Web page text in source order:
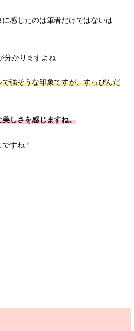
感じたのは筆者だけではないは
分かりますよね
強そうな印象ですが、すっぴんだ
しさを感じますね。
すね！